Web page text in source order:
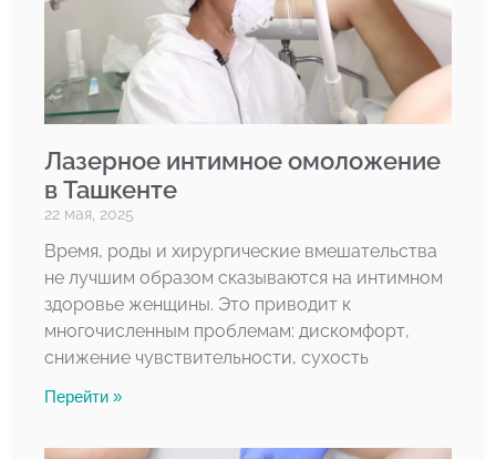
Лазерное интимное омоложение
в Ташкенте
22 мая, 2025
Время, роды и хирургические вмешательства
не лучшим образом сказываются на интимном
здоровье женщины. Это приводит к
многочисленным проблемам: дискомфорт,
снижение чувствительности, сухость
Перейти »